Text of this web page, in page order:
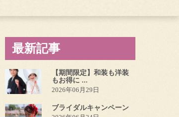
最新記事
【期間限定】和装も洋装
もお得に ...
2026年06月29日
ブライダルキャンペーン